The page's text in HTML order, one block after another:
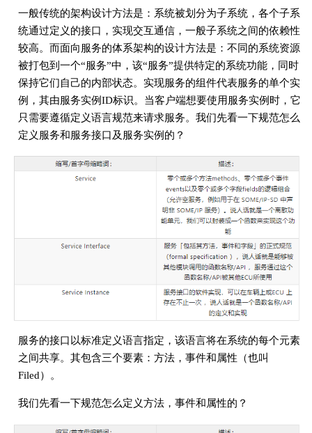
一般传统的架构设计方法是：系统被划分为子系统，各个子系
统通过定义的接口，实现交互通信，一般子系统之间的依赖性
较高。而面向服务的体系架构的设计方法是：不同的系统资源
被打包到一个“服务”中，该“服务”提供特定的系统功能，同时
保持它们自己的内部状态。实现服务的组件代表服务的单个实
例，其由服务实例ID标识。当客户端想要使用服务实例时，它
只需要遵循定义语言规范来请求服务。我们先看一下规范怎么
定义服务和服务接口及服务实例的？
服务的接口以标准定义语言指定，该语言将在系统的每个元素
之间共享。其包含三个要素：方法，事件和属性（也叫
Filed）。
我们先看一下规范怎么定义方法，事件和属性的？